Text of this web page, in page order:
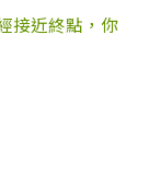
接近終點，你